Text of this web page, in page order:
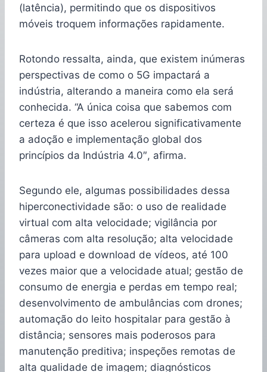
(latência), permitindo que os dispositivos
móveis troquem informações rapidamente.
Rotondo ressalta, ainda, que existem inúmeras
perspectivas de como o 5G impactará a
indústria, alterando a maneira como ela será
conhecida. “A única coisa que sabemos com
certeza é que isso acelerou significativamente
a adoção e implementação global dos
princípios da Indústria 4.0″, afirma.
Segundo ele, algumas possibilidades dessa
hiperconectividade são: o uso de realidade
virtual com alta velocidade; vigilância por
câmeras com alta resolução; alta velocidade
para upload e download de vídeos, até 100
vezes maior que a velocidade atual; gestão de
consumo de energia e perdas em tempo real;
desenvolvimento de ambulâncias com drones;
automação do leito hospitalar para gestão à
distância; sensores mais poderosos para
manutenção preditiva; inspeções remotas de
alta qualidade de imagem; diagnósticos